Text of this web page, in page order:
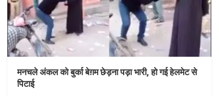
मनचले अंकल को बुर्का बेग़म छेड़ना पड़ा भारी, हो गई हेलमेट से
पिटाई